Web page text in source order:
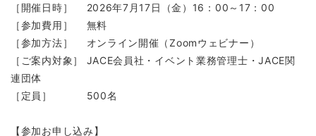
［開催日時］ 2026年7月17日（金）16：00～17：00
［参加費用］ 無料
［参加方法］ オンライン開催（Zoomウェビナー）
［ご案内対象］ JACE会員社・イベント業務管理士・JACE関
連団体
［定員］ 500名
【参加お申し込み】